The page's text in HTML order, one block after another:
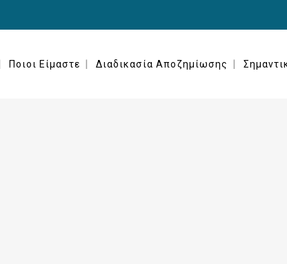
Ποιοι Είμαστε Διαδικασία Αποζημίωσης